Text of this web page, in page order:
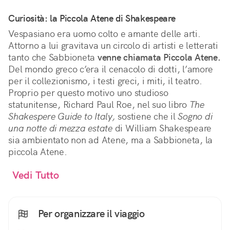
Curiosità: la Piccola Atene di Shakespeare
Vespasiano era uomo colto e amante delle arti.
Attorno a lui gravitava un circolo di artisti e letterati
tanto che Sabbioneta venne chiamata Piccola Atene.
Del mondo greco c’era il cenacolo di dotti, l’amore
per il collezionismo, i testi greci, i miti, il teatro.
Proprio per questo motivo uno studioso
statunitense, Richard Paul Roe, nel suo libro The
Shakespere Guide to Italy, sostiene che ilSogno di
una notte di mezza estatedi William Shakespeare
sia ambientato non ad Atene, ma a Sabbioneta, la
piccola Atene.
Vedi Tutto
Per organizzare il viaggio